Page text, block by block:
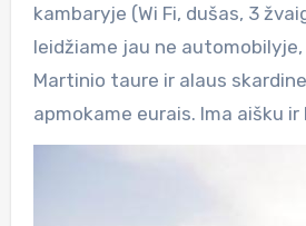
kambaryje (Wi Fi, dušas, 3
leidžiame jau ne
Martinio taure ir alaus
apmokame eurais. Ima aišku ir